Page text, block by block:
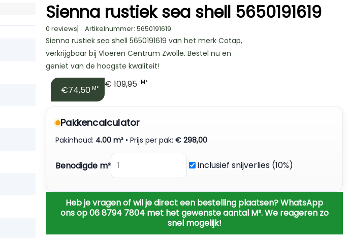
Sienna rustiek sea shell 5650191619
0 reviews Artikelnummer: 5650191619
Sienna rustiek sea shell 5650191619 van het merk Cotap,
verkrijgbaar bij Vloeren Centrum Zwolle. Bestel nu en
geniet van de hoogste kwaliteit!
€74,50 M² €109,95 M²
Pakkencalculator
Pakinhoud: 4.00 m² • Prijs per pak:€ 298,00
Benodigde m² Inclusief snijverlies (10%)
Heb je vragen of wil je direct een bestelling plaatsen? WhatsApp
ons op 06 8794 7804 met het gewenste aantal M². We reageren zo
snel mogelijk!